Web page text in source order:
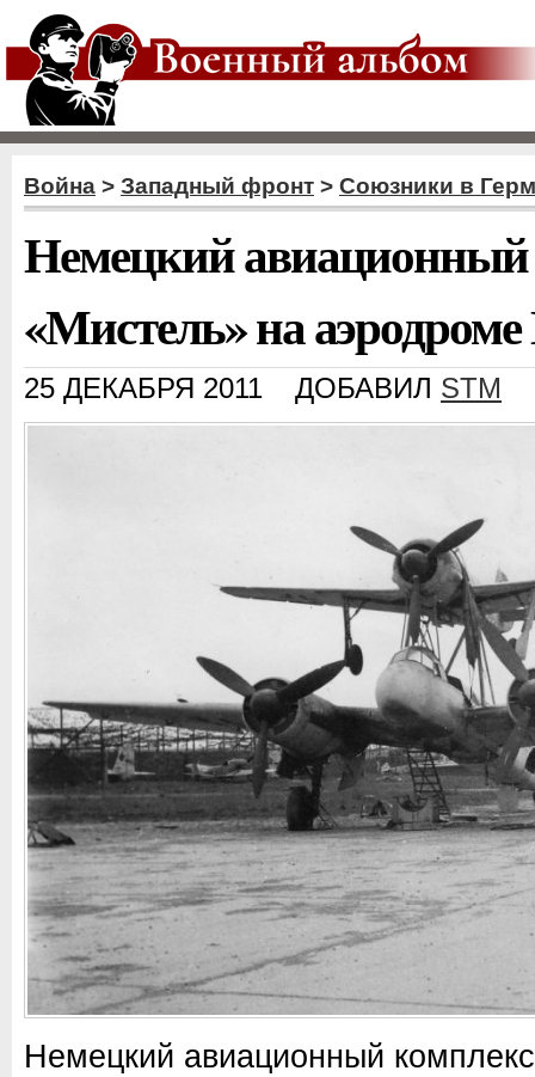
Война > Западный фронт > Союзники в
Немецкий авиационный
«Мистель» на
25 ДЕКАБРЯ 2011 ДОБАВИЛ STM
Немецкий авиационный